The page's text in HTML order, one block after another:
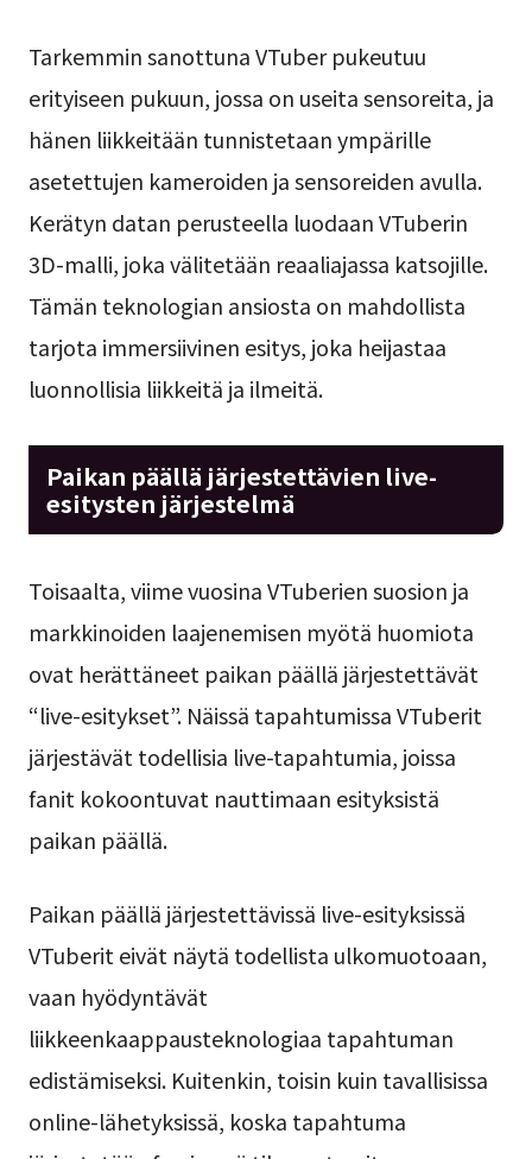
Tarkemmin sanottuna VTuber pukeutuu
erityiseen pukuun, jossa on useita sensoreita, ja
hänen liikkeitään tunnistetaan ympärille
asetettujen kameroiden ja sensoreiden avulla.
Kerätyn datan perusteella luodaan VTuberin
3D-malli, joka välitetään reaaliajassa katsojille.
Tämän teknologian ansiosta on mahdollista
tarjota immersiivinen esitys, joka heijastaa
luonnollisia liikkeitä ja ilmeitä.
Paikan päällä järjestettävien live-
esitysten järjestelmä
Toisaalta, viime vuosina VTuberien suosion ja
markkinoiden laajenemisen myötä huomiota
ovat herättäneet paikan päällä järjestettävät
“live-esitykset”. Näissä tapahtumissa VTuberit
järjestävät todellisia live-tapahtumia, joissa
fanit kokoontuvat nauttimaan esityksistä
paikan päällä.
Paikan päällä järjestettävissä live-esityksissä
VTuberit eivät näytä todellista ulkomuotoaan,
vaan hyödyntävät
liikkeenkaappausteknologiaa tapahtuman
edistämiseksi. Kuitenkin, toisin kuin tavallisissa
online-lähetyksissä, koska tapahtuma